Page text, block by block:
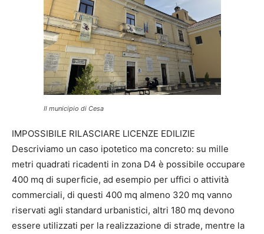
Il municipio di Cesa
IMPOSSIBILE RILASCIARE LICENZE EDILIZIE
Descriviamo un caso ipotetico ma concreto: su mille
metri quadrati ricadenti in zona D4 è possibile occupare
400 mq di superficie, ad esempio per uffici o attività
commerciali, di questi 400 mq almeno 320 mq vanno
riservati agli standard urbanistici, altri 180 mq devono
essere utilizzati per la realizzazione di strade, mentre la